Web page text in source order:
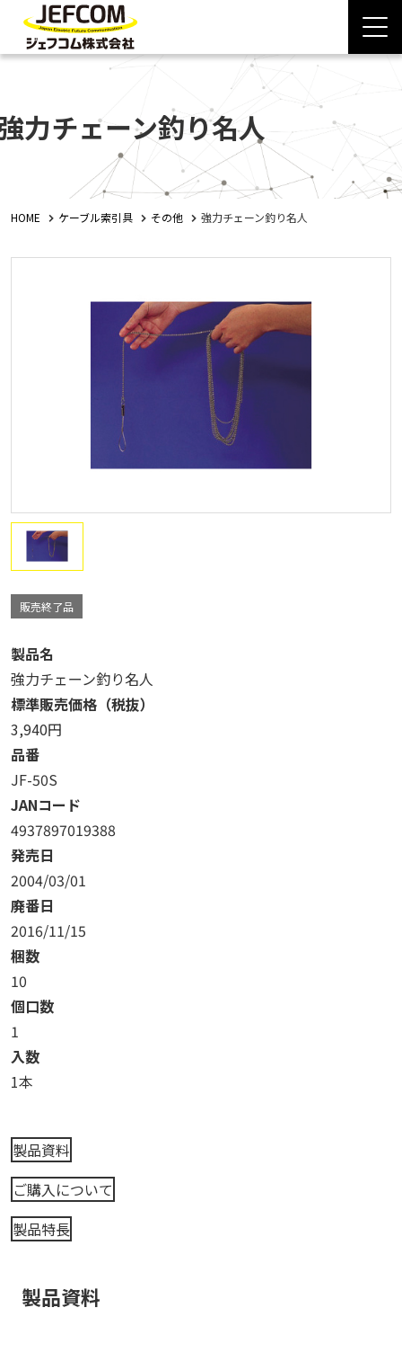
力チェーン釣り名人
HOME ケーブル索引具 その他 強力チェーン釣り名人
販売終了品
製品名
強力チェーン釣り名人
標準販売価格（税抜）
3,940円
品番
JF-50S
JANコード
4937897019388
発売日
2004/03/01
廃番日
2016/11/15
梱数
10
個口数
1
入数
1本
製品資料
ご購入について
製品特長
製品資料